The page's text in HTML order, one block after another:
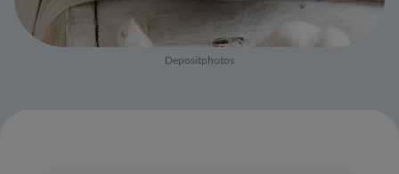
Depositphotos